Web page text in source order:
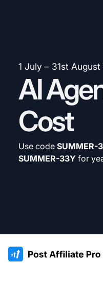
1 July – 31st August
AI
Cost
Use code SUMMER-
SUMMER-33Y for
:site.title